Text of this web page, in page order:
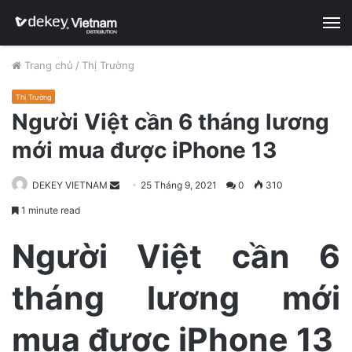
Trang chủ / Thị Trường
Thị Trường
Người Việt cần 6 tháng lương
mới mua được iPhone 13
DEKEY VIETNAM
a
25 Tháng 9, 2021 0 310
1 minute read
Người Việt cần 6
tháng lương mới
mua được iPhone 13